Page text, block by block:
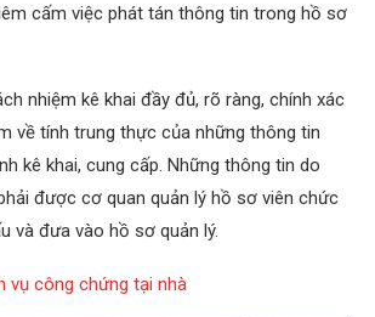
cấm việc phát tán thông tin trong hồ sơ
nhiệm kê khai đầy đủ, rõ ràng, chính xác
về tính trung thực của những thông tin
kê khai, cung cấp. Những thông tin do
được cơ quan quản lý hồ sơ viên chức
và đưa vào hồ sơ quản lý.
vụ công chứng tại nhà